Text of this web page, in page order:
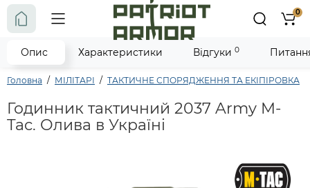
0
Головна МІЛІТАРІ ТАКТИЧНЕ СПОРЯДЖЕННЯ ТА ЕКІПІРОВКА
Годинник тактичний 2037 Army M-
Tac. Олива в Україні
Опис Характеристики Відгуки 0